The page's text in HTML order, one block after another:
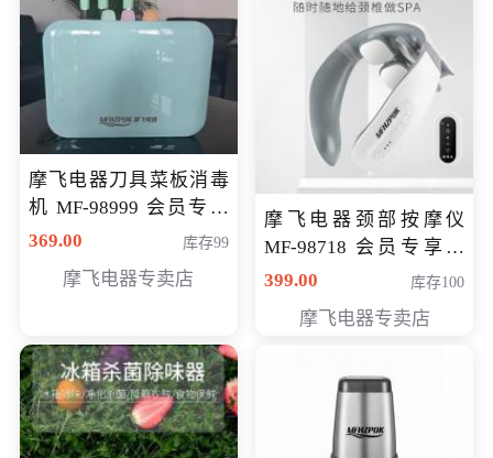
摩飞电器刀具菜板消毒
机 MF-98999 会员专享
价286元
369.00 库存99
摩飞电器专卖店
摩飞电器颈部按摩仪
MF-98718 会员专享价
299元
399.00 库存100
摩飞电器专卖店